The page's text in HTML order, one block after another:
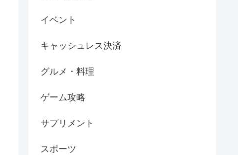
イベント
キャッシュレス決済
グルメ・料理
ゲーム攻略
サプリメント
スポーツ